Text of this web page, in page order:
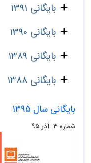
بایگانی 1391
بایگانی 1390
بایگانی 1389
بایگانی 1388
بایگانی سال 1395
شماره ۳. آذر ۹۵